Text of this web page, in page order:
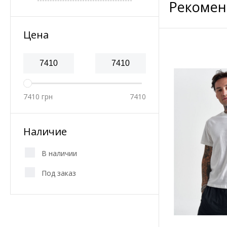
Цена
7410 грн 7410
Наличие
В наличии
Под заказ